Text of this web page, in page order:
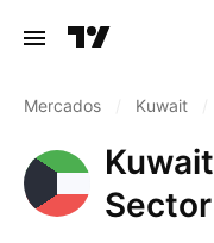
Mercados Kuwait
Sector